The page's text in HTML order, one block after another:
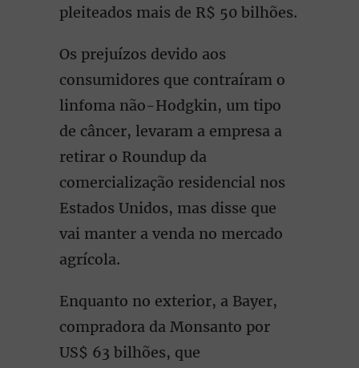
pleiteados mais de R$ 50 bilhões.
Os prejuízos devido aos
consumidores que contraíram o
linfoma não-Hodgkin, um tipo
de câncer, levaram a empresa a
retirar o Roundup da
comercialização residencial nos
Estados Unidos, mas disse que
vai manter a venda no mercado
agrícola.
Enquanto no exterior, a Bayer,
compradora da Monsanto por
US$ 63 bilhões, que